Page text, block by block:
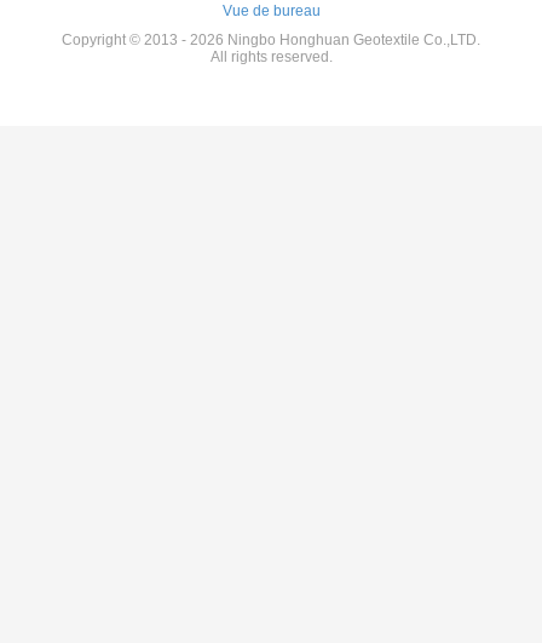
Vue de bureau
Copyright © 2013 - 2026 Ningbo Honghuan Geotextile Co.,LTD.
All rights reserved.